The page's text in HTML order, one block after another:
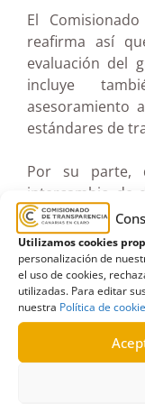
Utilizamos cookies
personalización de
el uso de cookies,
utilizadas. Para editar
nuestra Política de
El
reafirma así
evaluación del
incluye
asesoramiento
estándares de
Por su parte,
intercambio de
para mejorar
correspondiente
desarrollo de
aspire a